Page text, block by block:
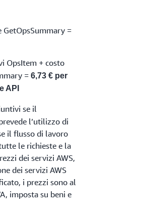
GetOpsSummary =
OpsItem + costo
= 6,73 € per
API
se il
l’utilizzo di
il flusso di lavoro
le richieste e la
dei servizi AWS,
dei servizi AWS
i prezzi sono al
imposta su beni e